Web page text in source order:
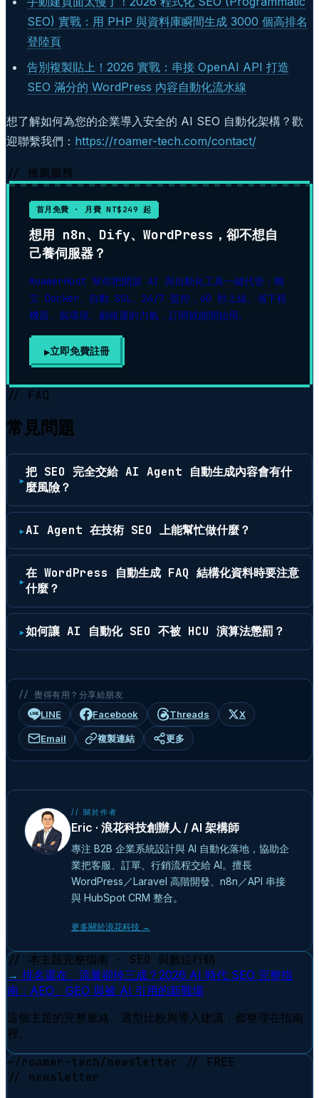
SEO) 實戰：用 PHP 與資料庫瞬間生成 3000 個高排名
登陸頁
告別複製貼上！2026 實戰：串接 OpenAI API 打造
SEO 滿分的 WordPress 內容自動化流水線
想了解如何為您的企業導入安全的 AI SEO 自動化架構？歡
迎聯繫我們： https://roamer-tech.com/contact/
// 推薦服務
首月免費 · 月費 NT$249 起
想用 n8n、Dify、WordPress，卻不想自
己養伺服器？
RoamerHost 幫你把開源 AI 與自動化工具一鍵代管：獨
立 Docker、自動 SSL、24/7 監控，60 秒上線。省下租
機器、裝環境、顧維運的力氣，訂閱就能開始用。
▶立即免費註冊
// FAQ
常見問題
把 SEO 完全交給 AI Agent 自動生成內容會有什
麼風險？
AI Agent 在技術 SEO 上能幫忙做什麼？
在 WordPress 自動生成 FAQ 結構化資料時要注意
什麼？
如何讓 AI 自動化 SEO 不被 HCU 演算法懲罰？
// 覺得有用？分享給朋友
LINE Facebook Threads X
Email 複製連結 更多
// 關於作者
Eric · 浪花科技創辦人 / AI 架構師
專注 B2B 企業系統設計與 AI 自動化落地，協助企
業把客服、訂單、行銷流程交給 AI。擅長
WordPress／Laravel 高階開發、n8n／API 串接
與 HubSpot CRM 整合。
更多關於浪花科技 →
// 本主題完整指南 · SEO 與數位行銷
→ 排名還在、流量卻掉三成？2026 AI 時代 SEO 完整指
南：AEO、GEO 與被 AI 引用的新戰場
這個主題的完整脈絡、選型比較與導入建議，都整理在指南
裡。
~/roamer-tech/newsletter
// FREE
// newsletter